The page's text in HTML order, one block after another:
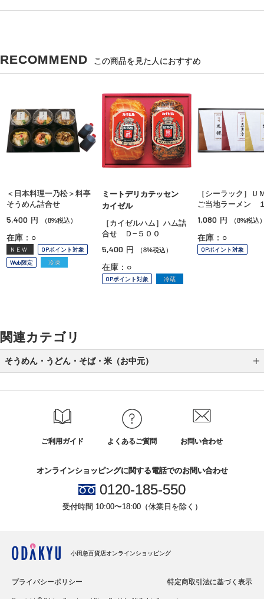
RECOMMEND この商品を見た人におすすめ
＜日本料理一乃松＞料亭
そうめん詰合せ
5,400 円 （8%税込）
在庫：○
NEW
OPポイント対象
Web限定
冷凍
ミートデリカテッセン
カイゼル
［カイゼルハム］ハム詰
合せ Ｄ−５００
5,400 円 （8%税込）
在庫：○
OPポイント対象 冷蔵
［シーラック］Ｕ
ご当地ラーメン
1,080 円 （8%税込
在庫：○
OPポイント対象
関連カテゴリ
そうめん・うどん・そば・米（お中元）
そば（お中元）
ご利用ガイド よくあるご質問 お問い合わせ
オンラインショッピングに関する電話でのお問い合わせ
0120-185-550
受付時間 10:00〜18:00（休業日を除く）
小田急百貨店オンラインショッピング
プライバシーポリシー 特定商取引法に基づく表示